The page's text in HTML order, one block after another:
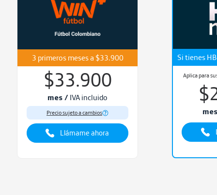
3 primeros meses a $33.900
$33.900
mes / IVA incluido
Precio sujeto a cambios
Llámame ahora
Si tienes
Aplica para